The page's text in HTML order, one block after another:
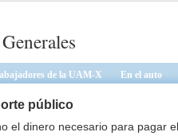
de la UAM-X En el auto
público
el dinero necesario para pagar